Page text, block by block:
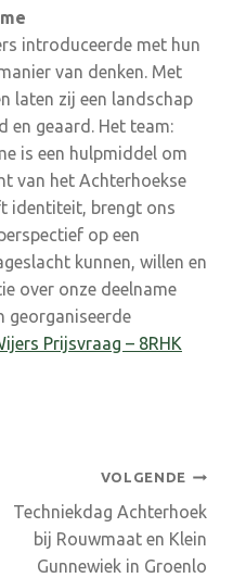
introduceerde met hun
van denken. Met
laten zij een landschap
en geaard. Het team:
is een hulpmiddel om
van het Achterhoekse
identiteit, brengt ons
op een
kunnen, willen en
over onze deelname
georganiseerde
Prijsvraag – 8RHK
VOLGENDE
Techniekdag Achterhoek
bij Rouwmaat en Klein
Gunnewiek in Groenlo